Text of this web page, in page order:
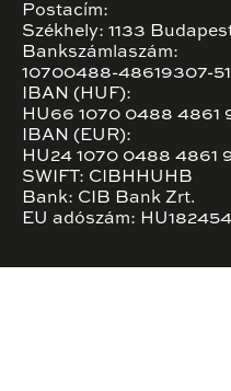
Postacím:
Székhely: 1133
Bankszámlaszám:
10700488-48619307-
IBAN (HUF):
HU66 1070 0488 4861
IBAN (EUR):
HU24 1070 0488 4861
SWIFT: CIBHHUHB
Bank: CIB Bank Zrt.
EU adószám: